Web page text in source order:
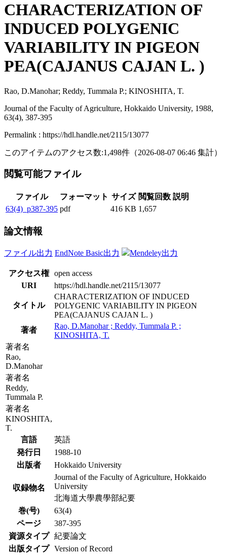
CHARACTERIZATION OF
INDUCED POLYGENIC
VARIABILITY IN PIGEON
PEA(CAJANUS CAJAN L. )
Rao, D.Manohar; Reddy, Tummala P.; KINOSHITA, T.
Journal of the Faculty of Agriculture, Hokkaido University, 1988,
63(4), 387-395
Permalink : https://hdl.handle.net/2115/13077
このアイテムのアクセス数:1,498件 （2026-08-07 06:46 集計）
閲覧可能ファイル
ファイル フォーマット サイズ 閲覧回数 説明
63(4)_p387-395 pdf 416 KB 1,657
論文情報
ファイル出力 EndNote Basic出力 Mendeley出力
アクセス権 open access
URI
https://hdl.handle.net/2115/13077
タイトル
CHARACTERIZATION OF INDUCED
POLYGENIC VARIABILITY IN PIGEON
PEA(CAJANUS CAJAN L. )
著者
Rao, D.Manohar ; Reddy, Tummala P. ;
KINOSHITA, T.
著者名
Rao,
D.Manohar
著者名
Reddy,
Tummala P.
著者名
KINOSHITA,
T.
言語
英語
発行日
1988-10
出版者
Hokkaido University
収録物名
Journal of the Faculty of Agriculture, Hokkaido
University
北海道大學農學部紀要
巻(号)
63(4)
ページ
387-395
資源タイプ 紀要論文
出版タイプ Version of Record